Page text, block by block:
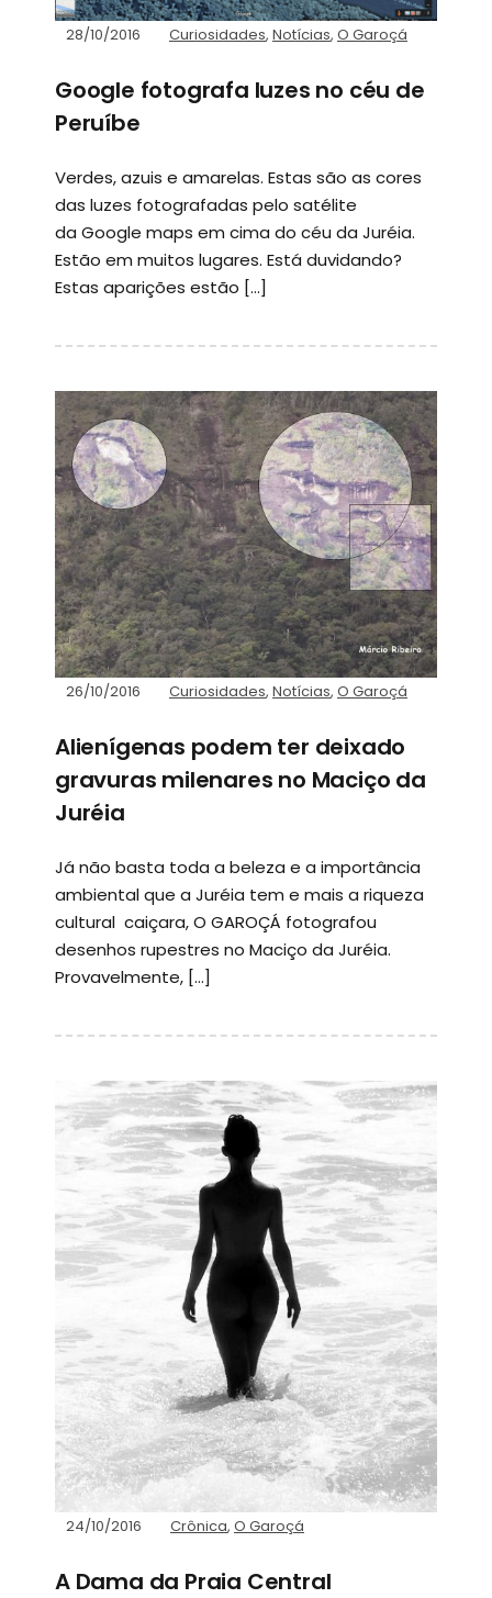
28/10/2016 Curiosidades, Notícias, O Garoçá
Google fotografa luzes no céu de
Peruíbe
Verdes, azuis e amarelas. Estas são as cores
das luzes fotografadas pelo satélite
da Google maps em cima do céu da Juréia.
Estão em muitos lugares. Está duvidando?
Estas aparições estão […]
26/10/2016 Curiosidades, Notícias, O Garoçá
Alienígenas podem ter deixado
gravuras milenares no Maciço da
Juréia
Já não basta toda a beleza e a importância
ambiental que a Juréia tem e mais a riqueza
cultural caiçara, O GAROÇÁ fotografou
desenhos rupestres no Maciço da Juréia.
Provavelmente, […]
24/10/2016 Crônica, O Garoçá
A Dama da Praia Central